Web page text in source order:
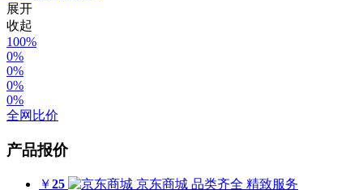
展开
收起
100%
0%
0%
0%
0%
全网比价
产品报价
￥25 京东商城 品类齐全 精致服务